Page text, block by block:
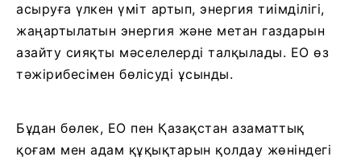
асыруға үлкен үміт артып, энергия тиімділігі,
жаңартылатын энергия және метан газдарын
азайту сияқты мәселелерді талқылады. ЕО өз
тәжірибесімен бөлісуді ұсынды.
Бұдан бөлек, ЕО пен Қазақстан азаматтық
қоғам мен адам құқықтарын қолдау жөніндегі